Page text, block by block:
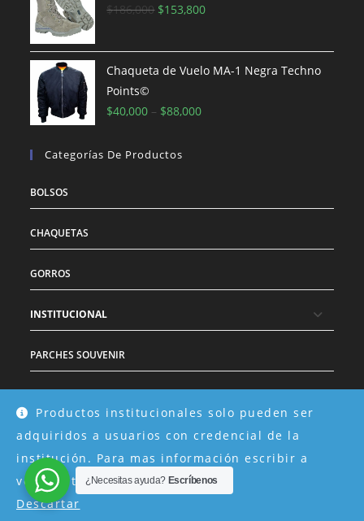
$100,000.$90,000.
$186,000 El
original
era:
$153,800El
actual
es:
Chaqueta de Vuelo MA-1 Negra Techno
Points©
$40,000 – $88,000
Categorías De Productos
BOLSOS
CHAQUETAS
GORROS
INSTITUCIONAL
PARCHES SOUVENIR
Productos institucionales solo pueden ser
adquiridos a usuarios con credencial de la
institución. Para mas información escribir a
ventas@technopoints.cl
Descartar
¿Necesitas ayuda? Escríbenos